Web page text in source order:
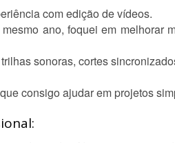
com edição de vídeos.
ano, foquei em melhorar
sonoras, cortes
consigo ajudar em projetos